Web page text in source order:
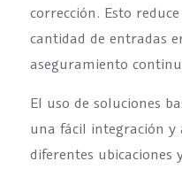
corrección. Esto
cantidad de entradas
aseguramiento
El uso de soluciones
una fácil integración y
diferentes ubicaciones